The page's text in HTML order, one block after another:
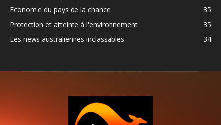
Economie du pays de la chance
35
Protection et atteinte à l'environnement
35
Les news australiennes inclassables
34